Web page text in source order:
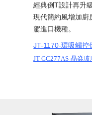
經典倒T設計再升
現代簡約風增加廚
駕進口機種。
JT-1170-環吸觸控
JT-GC277AS-晶焱